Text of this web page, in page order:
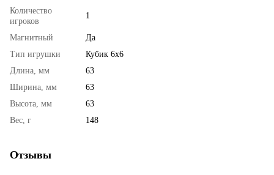
Количество
игроков
1
Магнитный
Да
Тип игрушки
Кубик 6x6
Длина, мм
63
Ширина, мм
63
Высота, мм
63
Вес, г
148
Отзывы